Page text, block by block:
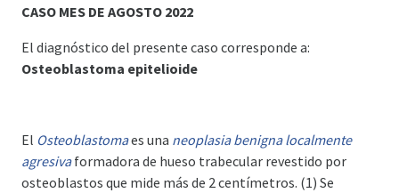
CASO MES DE AGOSTO 2022
El diagnóstico del presente caso corresponde a:
Osteoblastoma epitelioide
El Osteoblastomaes una neoplasia benigna localmente
agresiva formadora de hueso trabecular revestido por
osteoblastos que mide más de 2 centímetros. (1) Se